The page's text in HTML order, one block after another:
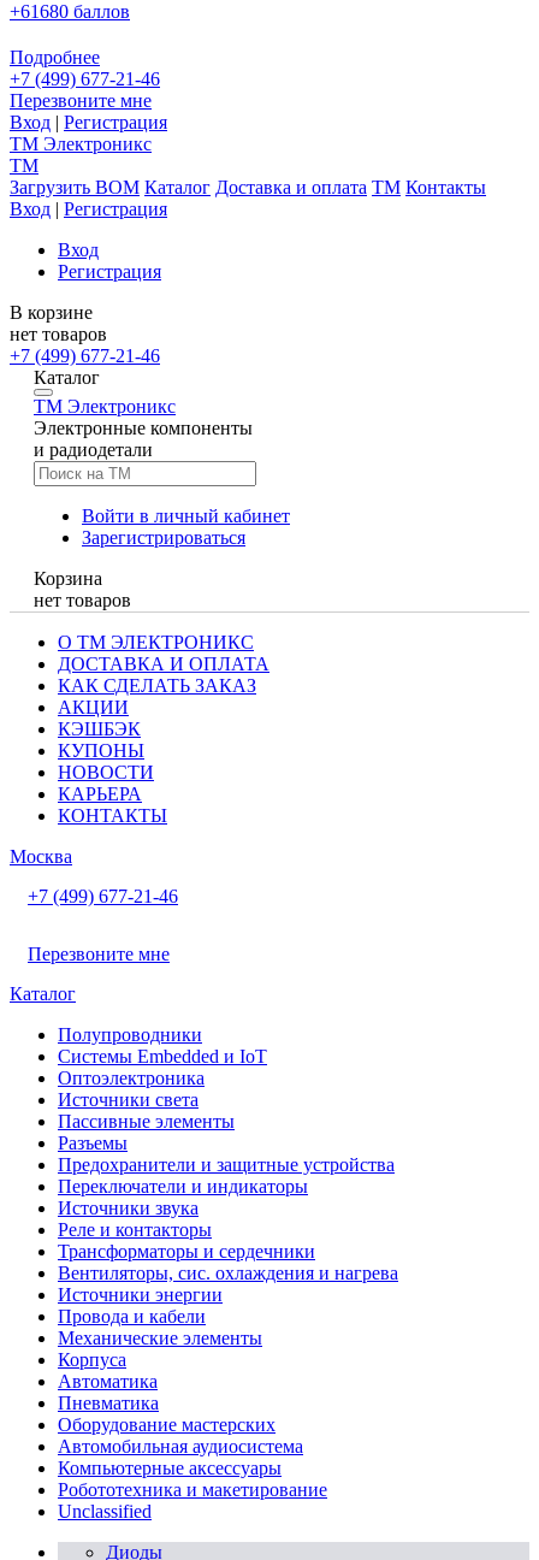
+61680 баллов
Подробнее
+7 (499) 677-21-46
Перезвоните мне
Вход | Регистрация
TM Электроникс
TM
Загрузить BOM Каталог Доставка и оплата TM Контакты
Вход | Регистрация
Вход
Регистрация
В корзине
нет товаров
+7 (499) 677-21-46
Каталог
TM Электроникс
Электронные компоненты
и радиодетали
Войти в личный кабинет
Зарегистрироваться
Корзина
нет товаров
О ТМ ЭЛЕКТРОНИКС
ДОСТАВКА И ОПЛАТА
КАК СДЕЛАТЬ ЗАКАЗ
АКЦИИ
КЭШБЭК
КУПОНЫ
НОВОСТИ
КАРЬЕРА
КОНТАКТЫ
Москва
+7 (499) 677-21-46
Перезвоните мне
Каталог
Полупроводники
Системы Embedded и IoT
Oптоэлектроника
Источники света
Пассивные элементы
Разъeмы
Предохранители и защитные устройства
Переключатели и индикаторы
Источники звука
Реле и контакторы
Трансформаторы и сердечники
Вентиляторы, сис. охлаждения и нагрева
Источники энергии
Провода и кабели
Механические элементы
Корпуса
Автоматика
Пневматика
Оборудование мастерских
Автомобильная аудиосистема
Компьютерные аксессуары
Робототехника и макетирование
Unclassified
Диоды